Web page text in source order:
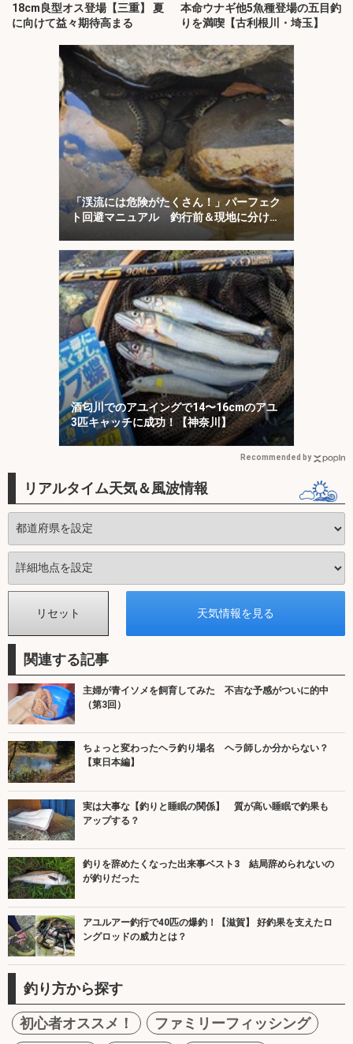
18cm良型オス登場【三重】 夏
に向けて益々期待高まる
本命ウナギ他5魚種登場の五目釣
りを満喫【古利根川・埼玉】
「渓流には危険がたくさん！」パーフェク
ト回避マニュアル 釣行前＆現地に分けて
酒匂川でのアユイングで14〜16cmのアユ
3匹キャッチに成功！【神奈川】
Recommended by
リアルタイム天気＆風波情報
関連する記事
主婦が青イソメを飼育してみた 不吉な予感がついに的中
（第3回）
ちょっと変わったヘラ釣り場名 ヘラ師しか分からない？
【東日本編】
実は大事な【釣りと睡眠の関係】 質が高い睡眠で釣果も
アップする？
釣りを辞めたくなった出来事ベスト3 結局辞められないの
が釣りだった
アユルアー釣行で40匹の爆釣！【滋賀】 好釣果を支えたロ
ングロッドの威力とは？
釣り方から探す
初心者オススメ！
ファミリーフィッシング